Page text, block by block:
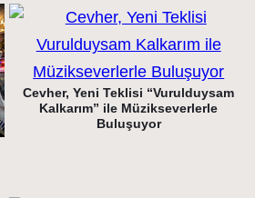
Cevher, Yeni Teklisi “Vurulduysam
Kalkarım” ile Müzikseverlerle
Buluşuyor